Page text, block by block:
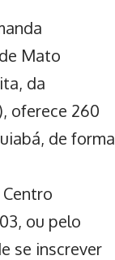
Mato
da
oferece 260
de forma
ou pelo
se inscrever